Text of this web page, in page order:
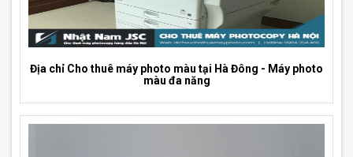
Địa chỉ Cho thuê máy photo màu tại Hà Đông - Máy photo
màu đa năng